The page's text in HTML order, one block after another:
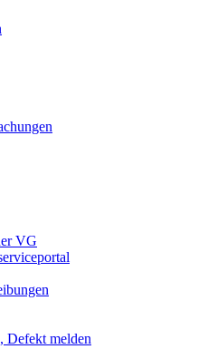
VG
Defekt melden